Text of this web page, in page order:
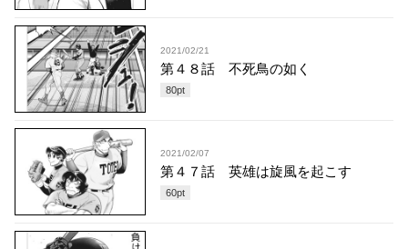
2021/02/21
第４８話 不死鳥の如く
80pt
2021/02/07
第４７話 英雄は旋風を起こす
60pt